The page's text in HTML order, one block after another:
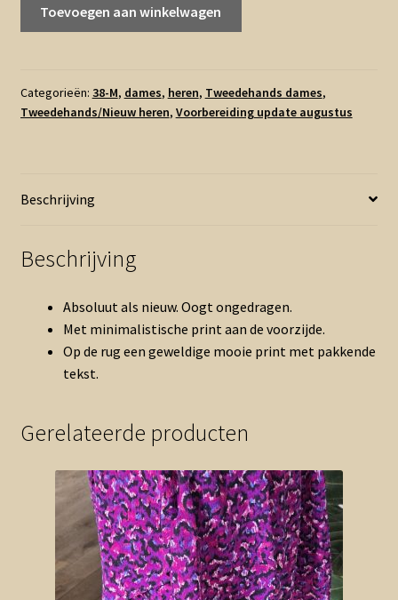
zwart
als
Toevoegen aan winkelwagen
Categorieën: 38-M, dames, heren, Tweedehands dames,
Tweedehands/Nieuw heren, Voorbereiding update augustus
Beschrijving
Beschrijving
Absoluut als nieuw. Oogt ongedragen.
Met minimalistische print aan de voorzijde.
Op de rug een geweldige mooie print met pakkende
tekst.
Gerelateerde producten